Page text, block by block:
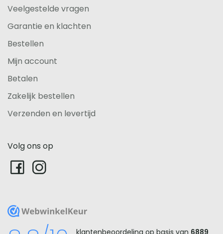
Veelgestelde vragen
Garantie en klachten
Bestellen
Mijn account
Betalen
Zakelijk bestellen
Verzenden en levertijd
Volg ons op
WebwinkelKeur